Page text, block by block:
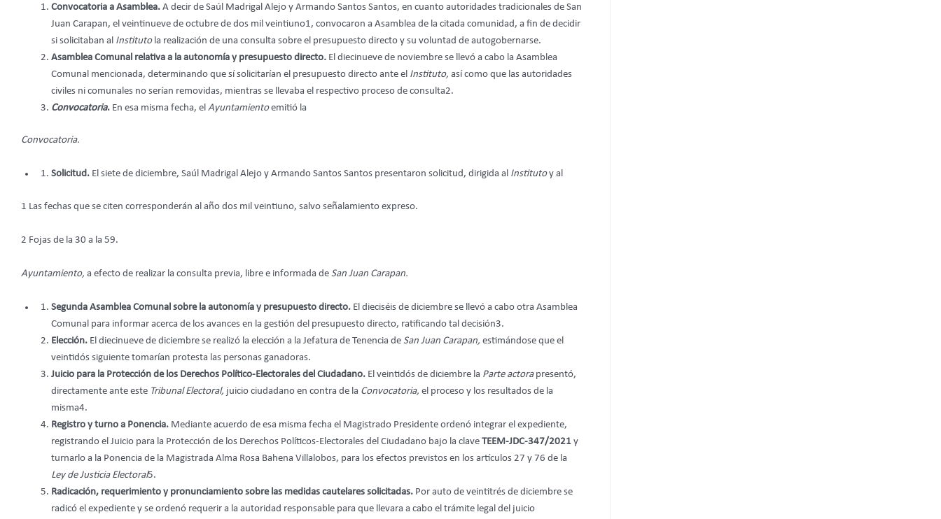
Convocatoria a Asamblea. A decir de Saúl Madrigal Alejo y Armando Santos Santos, en cuanto autoridades tradicionales de San
Juan Carapan, el veintinueve de octubre de dos mil veintiuno1, convocaron a Asamblea de la citada comunidad, a fin de decidir
si solicitaban al Instituto la realización de una consulta sobre el presupuesto directo y su voluntad de autogobernarse.
Asamblea Comunal relativa a la autonomía y presupuesto directo. El diecinueve de noviembre se llevó a cabo la Asamblea
Comunal mencionada, determinando que sí solicitarían el presupuesto directo ante el Instituto, así como que las autoridades
civiles ni comunales no serían removidas, mientras se llevaba el respectivo proceso de consulta2.
Convocatoria. En esa misma fecha, el Ayuntamientoemitió la
Convocatoria.
Solicitud. El siete de diciembre, Saúl Madrigal Alejo y Armando Santos Santos presentaron solicitud, dirigida al Institutoy al
1 Las fechas que se citen corresponderán al año dos mil veintiuno, salvo señalamiento expreso.
2 Fojas de la 30 a la 59.
Ayuntamiento, a efecto de realizar la consulta previa, libre e informada de San Juan Carapan.
Segunda Asamblea Comunal sobre la autonomía y presupuesto directo. El dieciséis de diciembre se llevó a cabo otra Asamblea
Comunal para informar acerca de los avances en la gestión del presupuesto directo, ratificando tal decisión3.
Elección. El diecinueve de diciembre se realizó la elección a la Jefatura de Tenencia de San Juan Carapan, estimándose que el
veintidós siguiente tomarían protesta las personas ganadoras.
Juicio para la Protección de los Derechos Político-Electorales del Ciudadano. El veintidós de diciembre la Parte actora presentó,
directamente ante este Tribunal Electoral, juicio ciudadano en contra de la Convocatoria, el proceso y los resultados de la
misma4.
Registro y turno a Ponencia. Mediante acuerdo de esa misma fecha el Magistrado Presidente ordenó integrar el expediente,
registrando el Juicio para la Protección de los Derechos Políticos-Electorales del Ciudadano bajo la clave TEEM-JDC-347/2021 y
turnarlo a la Ponencia de la Magistrada Alma Rosa Bahena Villalobos, para los efectos previstos en los artículos 27 y 76 de la
Ley de Justicia Electoral5.
Radicación, requerimiento y pronunciamiento sobre las medidas cautelares solicitadas. Por auto de veintitrés de diciembre se
radicó el expediente y se ordenó requerir a la autoridad responsable para que llevara a cabo el trámite legal del juicio